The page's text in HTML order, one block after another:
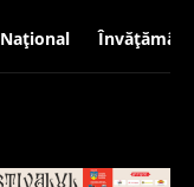
Național Învățământ